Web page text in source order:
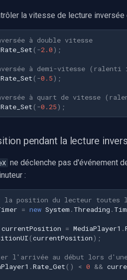
la vitesse de lecture
à double vitesse
Rate_Set ( -2.0);
à demi-vitesse (ralenti
Rate_Set ( -0.5);
à quart de vitesse
Rate_Set ( -0.25);
pendant la lecture
ne déclenche pas d'événement
:
position du lecteur toutes
= new System . Threading .
currentPosition = MediaPlayer1 .
(currentPosition);
l'arrivée au début lors
.Rate_Get () < 0 &&